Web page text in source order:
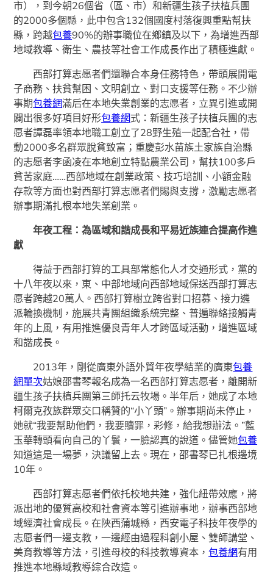
市），到今朝26個省（區、市）和新疆生孩子扶植兵團
的2000多個縣，此中包含132個國度村落復興重點幫扶
縣，跨越包養90%的辦事職位在鄉鎮及以下，為增進西部
地域教導、衛生、農技等社會工作成長作出了積極進獻。
西部打算志愿者們還聯合本身任務特色，帶頭展開電
子商務、扶貧幫困、文明創立、對口支援等任務。不少辦
事期包養網滿后在本地失業創業的志愿者，立異引進或開
闢出很多好項目好形包養網式：新疆生孩子扶植兵團的志
愿者譚磊率領本地職工創立了28野生殖一起配合社，帶
動2000多名群眾脫貧致富；重慶彭水苗族土家族自治縣
的志愿者李函凌在本地創立特點農業公司，幫扶100多戶
貧苦家庭……西部地域在創業政策、技巧培訓、小額金融
存款等方面也對西部打算志愿者們賜與支撐，激勵志愿者
辦事期滿扎根本地失業創業。
年夜工程：為區域和諧成長和平易近族連合提高作進
獻
得益于西部打算的工具部常態化人才交通形式，黨的
十八年夜以來，東、中部地域向西部地域保送西部打算志
愿者跨越20萬人。西部打算樹立跨省對口招募、接力遴
派輪換機制，施展共青團組織系統完整、普遍聯絡接觸青
年的上風，有用推進優良青年人才跨區域活動，增進區域
和諧成長。
2013年，剛從廣東外語外貿年夜學結業的廣東包養
網單次姑娘邵書琴報名成為一名西部打算志愿者，離開新
疆生孩子扶植兵團第三師托云牧場。半年后，她成了本地
柯爾克孜族群眾交口稱贊的“小丫頭”。辦事期尚未停止，
她就“我要幫助他們，我要贖罪，彩修，給我想辦法。”藍
玉華轉頭看向自己的丫鬟，一臉認真的說道。儘管她包養
知道這是一場夢，決議留上去。現在，邵書琴已扎根邊境
10年。
西部打算志愿者們依托校地共建，強化紐帶效應，將
派出地的優質高校和社會資本等引進辦事地，辦事西部地
域經濟社會成長。在陜西蒲城縣，西安電子科技年夜學的
志愿者們一邊支教，一邊經由過程科創小屋、雙師講堂、
美育教導等方法，引進母校的科技教導資本，包養網有用
推進本地縣域教導綜合改造。